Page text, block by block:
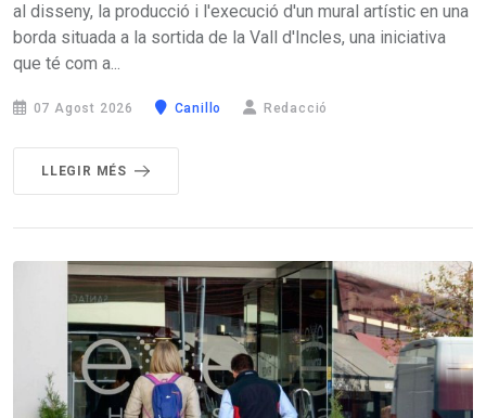
al disseny, la producció i l'execució d'un mural artístic en una
borda situada a la sortida de la Vall d'Incles, una iniciativa
que té com a...
07 Agost 2026 Canillo Redacció
LLEGIR MÉS